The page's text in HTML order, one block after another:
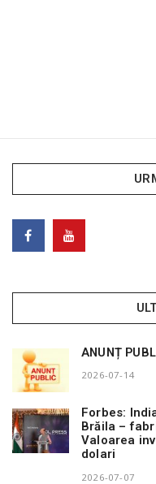
ANUNȚ
2026-07-14
Forbes:
Brăila –
Valoarea
dolari
2026-07-07